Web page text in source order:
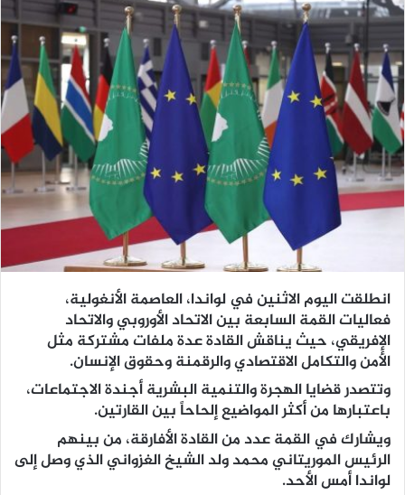
انطلقت اليوم الاثنين في لواندا، العاصمة الأنغولية،
فعاليات القمة السابعة بين الاتحاد الأوروبي والاتحاد
الإفريقي، حيث يناقش القادة عدة ملفات مشتركة مثل
الأمن والتكامل الاقتصادي والرقمنة وحقوق الإنسان.
وتتصدر قضايا الهجرة والتنمية البشرية أجندة الاجتماعات،
باعتبارها من أكثر المواضيع إلحاحاً بين القارتين.
ويشارك في القمة عدد من القادة الأفارقة، من بينهم
الرئيس الموريتاني محمد ولد الشيخ الغزواني الذي وصل إلى
لواندا أمس الأحد.